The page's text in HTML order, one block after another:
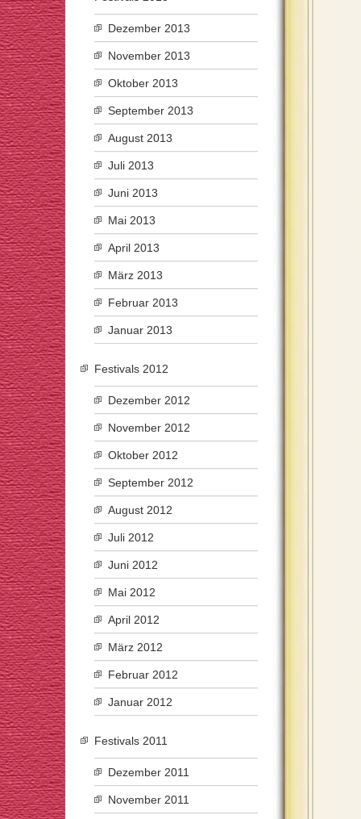
Dezember 2013
November 2013
Oktober 2013
September 2013
August 2013
Juli 2013
Juni 2013
Mai 2013
April 2013
März 2013
Februar 2013
Januar 2013
Festivals 2012
Dezember 2012
November 2012
Oktober 2012
September 2012
August 2012
Juli 2012
Juni 2012
Mai 2012
April 2012
März 2012
Februar 2012
Januar 2012
Festivals 2011
Dezember 2011
November 2011